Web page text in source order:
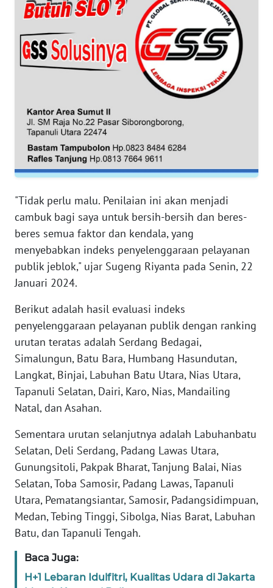
"Tidak perlu malu. Penilaian ini akan menjadi
cambuk bagi saya untuk bersih-bersih dan beres-
beres semua faktor dan kendala, yang
menyebabkan indeks penyelenggaraan pelayanan
publik jeblok," ujar Sugeng Riyanta pada Senin, 22
Januari 2024.
Berikut adalah hasil evaluasi indeks
penyelenggaraan pelayanan publik dengan ranking
urutan teratas adalah Serdang Bedagai,
Simalungun, Batu Bara, Humbang Hasundutan,
Langkat, Binjai, Labuhan Batu Utara, Nias Utara,
Tapanuli Selatan, Dairi, Karo, Nias, Mandailing
Natal, dan Asahan.
Sementara urutan selanjutnya adalah Labuhanbatu
Selatan, Deli Serdang, Padang Lawas Utara,
Gunungsitoli, Pakpak Bharat, Tanjung Balai, Nias
Selatan, Toba Samosir, Padang Lawas, Tapanuli
Utara, Pematangsiantar, Samosir, Padangsidimpuan,
Medan, Tebing Tinggi, Sibolga, Nias Barat, Labuhan
Batu, dan Tapanuli Tengah.
Baca Juga:
H+1 Lebaran Idulfitri, Kualitas Udara di Jakarta
RIAU
WN
WN
JAMBI
WN
SULTRA
WN
NTB
WN
SULTENG
SULBAR
WN
BABEL
WN
SUMBAR
WN
SUMSEL
BENGKULU
WN
LAMPUNG
JATENG